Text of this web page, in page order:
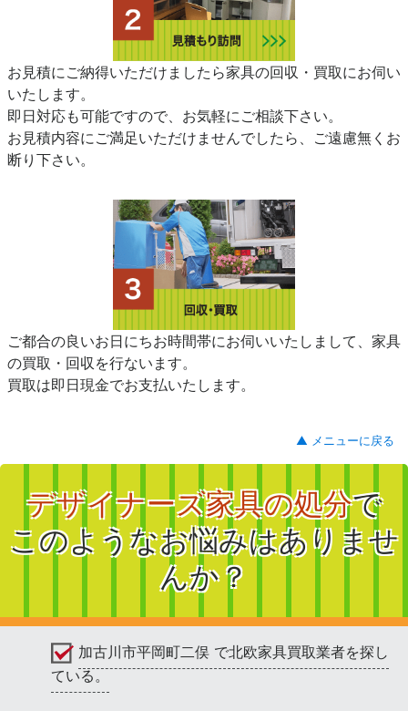
お見積にご納得いただけましたら家具の回収・買取にお伺い
いたします。
即日対応も可能ですので、お気軽にご相談下さい。
お見積内容にご満足いただけませんでしたら、ご遠慮無くお
断り下さい。
ご都合の良いお日にちお時間帯にお伺いいたしまして、家具
の買取・回収を行ないます。
買取は即日現金でお支払いたします。
▲ メニューに戻る
デザイナーズ家具の処分で
このようなお悩みはありませ
んか？
加古川市平岡町二俣 で北欧家具買取業者を探し
ている。